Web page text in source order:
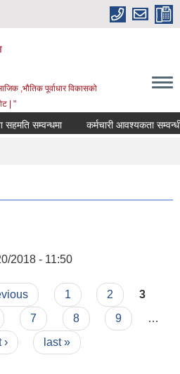
,भौतिक पूर्वाधार विकासको
| "
सम्वन्धमा कर्मचारी आवश्यकता सम्वन्धी
2018 - 11:50
1 2
3
7 8 9
…
›
last »